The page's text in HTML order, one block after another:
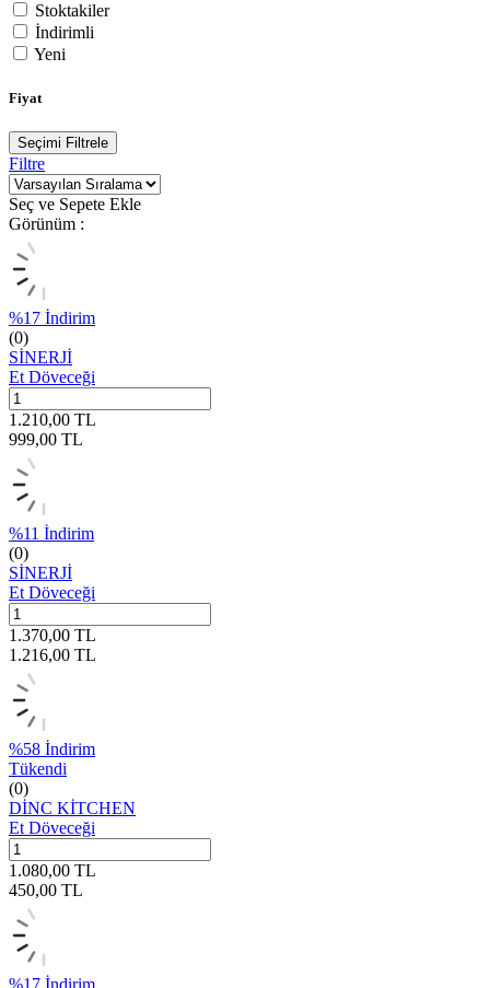
Stoktakiler
İndirimli
Yeni
Fiyat
Seçimi Filtrele
Filtre
Seç ve Sepete Ekle
Görünüm :
%17 İndirim
(0)
SİNERJİ
Et Döveceği
1.210,00 TL
999,00 TL
%11 İndirim
(0)
SİNERJİ
Et Döveceği
1.370,00 TL
1.216,00 TL
%58 İndirim
Tükendi
(0)
DİNC KİTCHEN
Et Döveceği
1.080,00 TL
450,00 TL
%17 İndirim